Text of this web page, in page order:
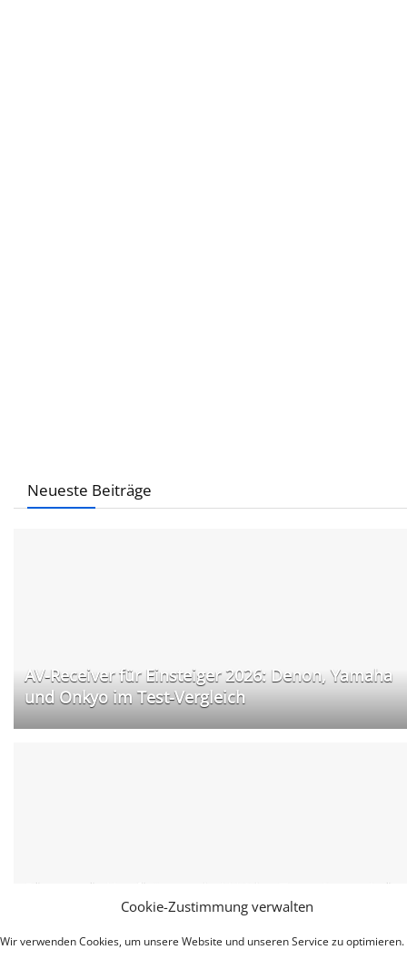
Cookie-Zustimmung verwalten
Wir verwenden Cookies, um unsere Website und unseren Service zu optimieren.
Neueste Beiträge
AV-Receiver für Einsteiger 2026: Denon, Yamaha
und Onkyo im Test-Vergleich
Bluetooth-Kopfhörer mit ANC im Test: Sony,
& JBL für Pendler